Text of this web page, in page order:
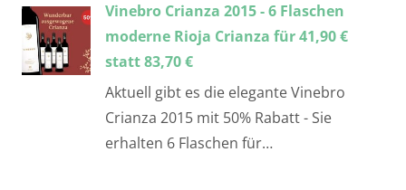
Vinebro Crianza 2015 - 6 Flaschen
moderne Rioja Crianza für 41,90 €
statt 83,70 €
Aktuell gibt es die elegante Vinebro
Crianza 2015 mit 50% Rabatt - Sie
erhalten 6 Flaschen für…